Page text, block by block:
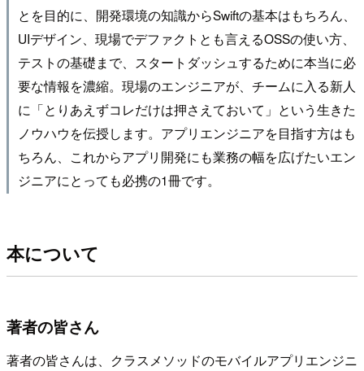
とを目的に、開発環境の知識からSwiftの基本はもちろん、
UIデザイン、現場でデファクトとも言えるOSSの使い方、
テストの基礎まで、スタートダッシュするために本当に必
要な情報を濃縮。現場のエンジニアが、チームに入る新人
に「とりあえずコレだけは押さえておいて」という生きた
ノウハウを伝授します。アプリエンジニアを目指す方はも
ちろん、これからアプリ開発にも業務の幅を広げたいエン
ジニアにとっても必携の1冊です。
本について
著者の皆さん
著者の皆さんは、クラスメソッドのモバイルアプリエンジニ